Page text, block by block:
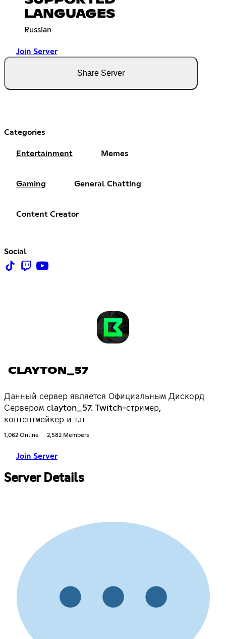
LANGUAGES
Russian
Join Server
Share Server
Categories
Entertainment Memes
Gaming General Chatting
Content Creator
Social
CLAYTON_57
Данный сервер является Официальным Дискорд
Сервером сlayton_57. Twitch-стример,
контентмейкер и т.п
1,062 Online 2,582 Members
Join Server
Server Details